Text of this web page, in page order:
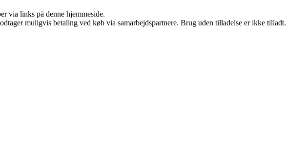
via links på denne hjemmeside.
muligvis betaling ved køb via samarbejdspartnere. Brug uden tilladelse er ikke tilladt.